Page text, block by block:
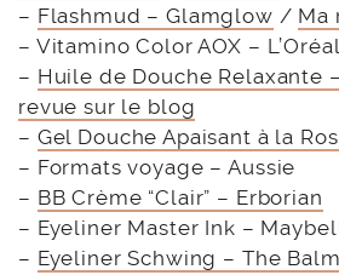
– Flashmud – Glamglow / Ma
– Vitamino Color AOX –
– Huile de Douche Relaxante
revue sur le blog
– Gel Douche Apaisant à la
– Formats voyage – Aussie
– BB Crème “Clair” – Erborian
– Eyeliner Master Ink –
– Eyeliner Schwing – The Balm